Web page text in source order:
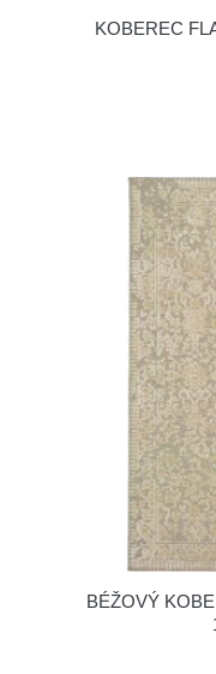
KOBEREC
BÉŽOVÝ